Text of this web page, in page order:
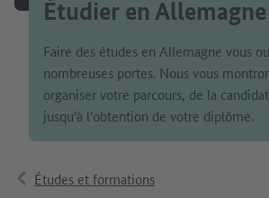
Étudier en Allemagne
Faire des études en Allemagne vous
nombreuses portes. Nous vous
organiser votre parcours, de la
jusqu'à l'obtention de votre diplôme.
Études et formations